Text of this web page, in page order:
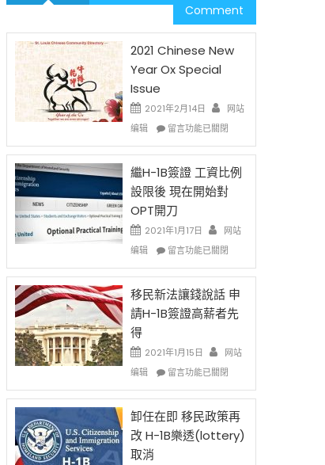
Comment
2021 Chinese New
Year Ox Special
Issue
2021年2月14日
网站
编辑
在
Chinese
New
Year
Ox
Special
Issue〉
中
留言功能已關閉
繼H-1B簽證 工資比例
設限後 現在開始對
OPT開刀
2021年1月17日
网站
编辑
在
H-
1B
簽
證
資
比
設
限
後
現
留言功能已關閉
移民新法讓錢說話 申
請H-1B簽證高薪者先
得
2021年1月15日
网站
编辑
在
民
新
法
讓
留言功能已關閉
卸任在即 移民政策再
改 H-1B樂透(lottery)
取消